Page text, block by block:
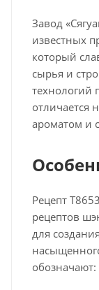
Завод
известных
который
сырья и
технологий
отличается
ароматом и
Рецепт
рецептов
для
обозначают: